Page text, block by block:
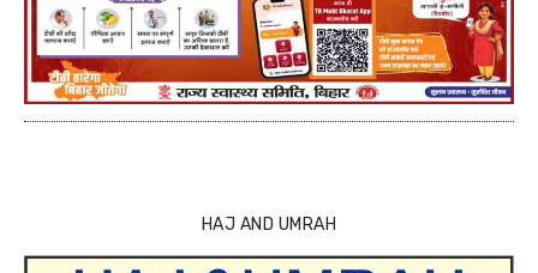
HAJ AND UMRAH